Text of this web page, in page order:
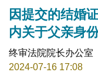
因提交的结婚
内关于父亲身
终审法院院长办公室
2024-07-16 17:08